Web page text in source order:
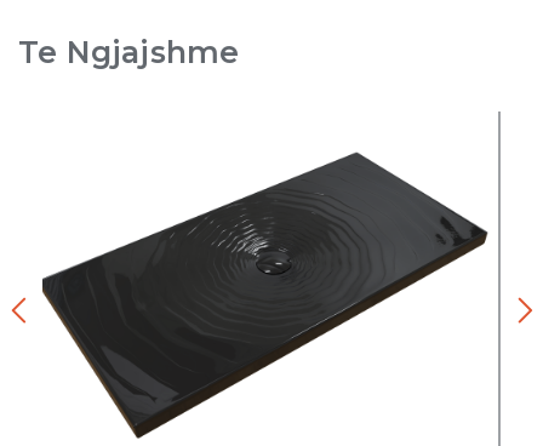
Te Ngjajshme